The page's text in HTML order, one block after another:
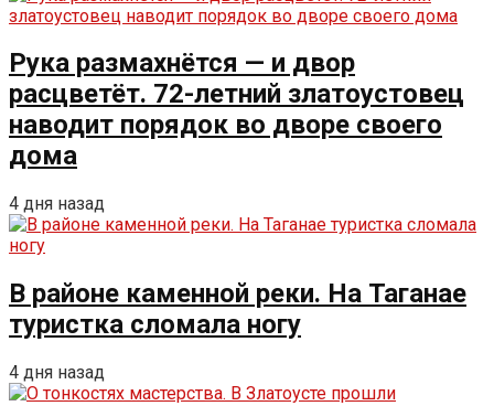
Рука размахнётся — и двор
расцветёт. 72-летний златоустовец
наводит порядок во дворе своего
дома
4 дня назад
В районе каменной реки. На Таганае
туристка сломала ногу
4 дня назад